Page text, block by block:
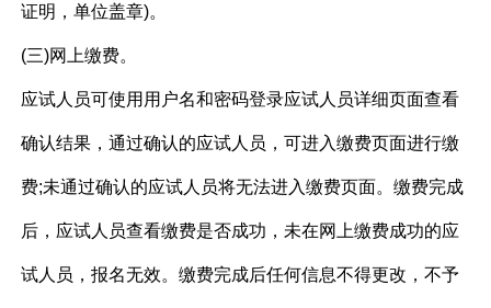
证明，单位盖章)。
(三)网上缴费。
应试人员可使用用户名和密码登录应试人员详细页面查看
确认结果，通过确认的应试人员，可进入缴费页面进行缴
费;未通过确认的应试人员将无法进入缴费页面。缴费完成
后，应试人员查看缴费是否成功，未在网上缴费成功的应
试人员，报名无效。缴费完成后任何信息不得更改，不予